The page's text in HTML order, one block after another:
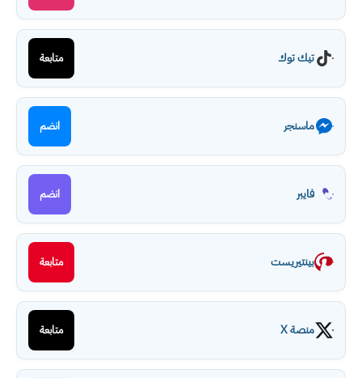
تيك توك متابعة
ماسنجر انضم
فايبر انضم
بينتيريست متابعة
منصة X متابعة